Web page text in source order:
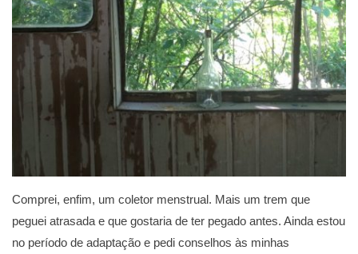
Comprei, enfim, um coletor menstrual. Mais um trem que
peguei atrasada e que gostaria de ter pegado antes. Ainda estou
no período de adaptação e pedi conselhos às minhas